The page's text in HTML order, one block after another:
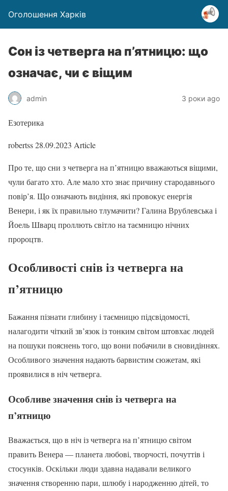
Оголошення Харків
Сон із четверга на п’ятницю: що
означає, чи є віщим
admin 3 роки ago
Езотерика
robertss28.09.2023 Article
Про те, що сни з четверга на п’ятницю вважаються віщими,
чули багато хто. Але мало хто знає причину стародавнього
повір’я. Що означають видіння, які провокує енергія
Венери, і як їх правильно тлумачити? Галина Врублевська і
Йоель Шварц проллють світло на таємницю нічних
пророцтв.
Особливості снів із четверга на
п’ятницю
Бажання пізнати глибину і таємницю підсвідомості,
налагодити чіткий зв’язок із тонким світом штовхає людей
на пошуки пояснень того, що вони побачили в сновидіннях.
Особливого значення надають барвистим сюжетам, які
проявилися в ніч четверга.
Особливе значення снів із четверга на
п’ятницю
Вважається, що в ніч із четверга на п’ятницю світом
править Венера — планета любові, творчості, почуттів і
стосунків. Оскільки люди здавна надавали великого
значення створенню пари, шлюбу і народженню дітей, то